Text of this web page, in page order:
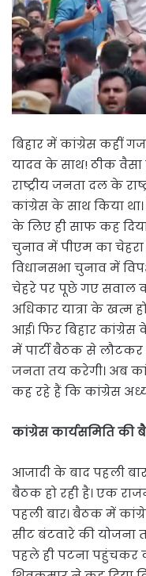
बिहार में कांग्रेस कहीं
यादव के साथ! ठीक
राष्ट्रीय जनता दल के
कांग्रेस के साथ किया
के लिए ही साफ कह
चुनाव में पीएम का चेहरा
विधानसभा चुनाव में
चेहरे पर पूछे गए सवाल
अधिकार यात्रा के खत्म
आई। फिर बिहार कांग्रेस
में पार्टी बैठक से
जनता तय करेगी। अब
कह रहे हैं कि कांग्रेस
कांग्रेस कार्यसमिति
आजादी के बाद पहली
बैठक हो रही है। एक
पहली बार। बैठक में
सीट बंटवारे की
पहले ही पटना पहुंचकर